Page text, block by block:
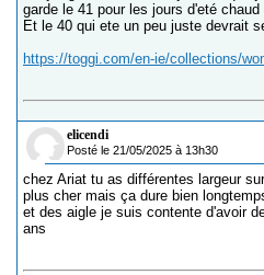
garde le 41 pour les jours d'eté
Et le 40 qui ete un peu juste devrait
elicendi
Posté le 21/05/2025 à 13h30
chez Ariat tu as différentes largeur
plus cher mais ça dure bien
et des aigle je suis contente d'avoir
ans